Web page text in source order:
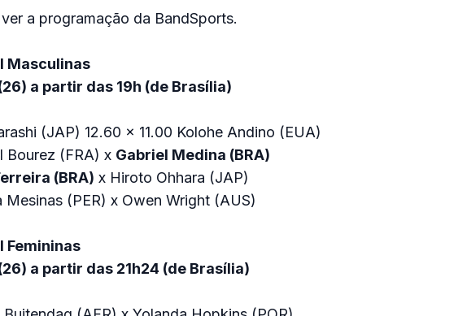
a programação da BandSports.
Masculinas
a partir das 19h (de Brasília)
(JAP) 12.60 x 11.00 Kolohe Andino (EUA)
Bourez (FRA) x Gabriel Medina (BRA)
(BRA) x Hiroto Ohhara (JAP)
(PER) x Owen Wright (AUS)
Femininas
a partir das 21h24 (de Brasília)